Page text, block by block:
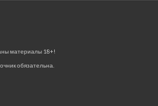
материалы 18+!
обязательна.